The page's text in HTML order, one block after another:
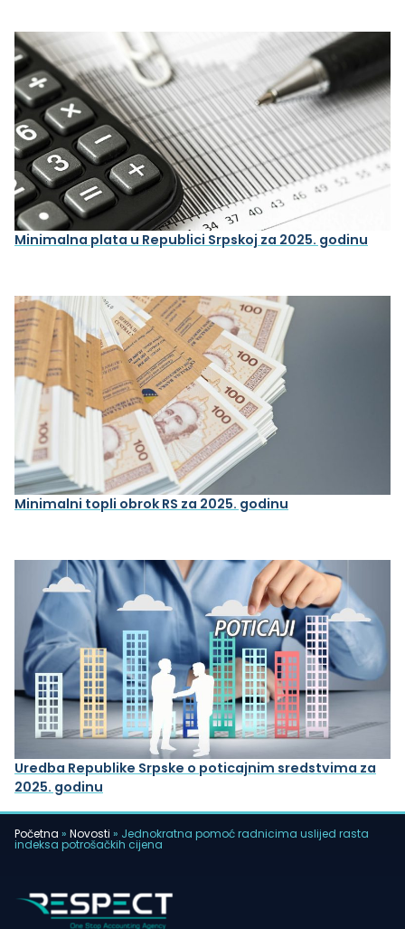
Minimalna plata u Republici Srpskoj za 2025. godinu
Minimalni topli obrok RS za 2025. godinu
Uredba Republike Srpske o poticajnim sredstvima za
2025. godinu
Početna » Novosti » Jednokratna pomoć radnicima uslijed rasta
indeksa potrošačkih cijena